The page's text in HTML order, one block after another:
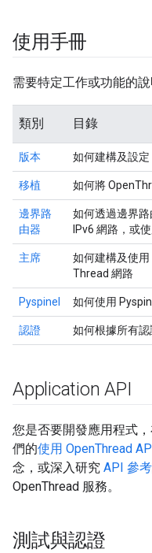
使用手冊
需要特定工作或功能的
類別 目錄
版本 如何建構及設
移植 如何將
邊界路
由器
如何透過邊界
IPv6 網路，或
主席
如何建構及使
Thread 網路
Pyspinel 如何使用
認證 如何根據所有
Application API
您是否要開發應用程式
們的使用 OpenThread
念，或深入研究 API 參考
OpenThread 服務。
測試與認證